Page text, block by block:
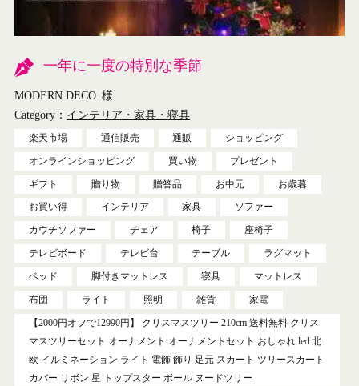
一年に一度の特別な季節
MODERN DECO 様
Category： インテリア・家具・寝具
楽天市場 通信販売 通販 ショッピング
オンラインショッピング 買い物 プレゼント
ギフト 贈り物 贈答品 お中元 お歳暮
お買い得 インテリア 家具 ソファー
カウチソファー チェア 椅子 座椅子
テレビボード テレビ台 テーブル ラグマット
ベッド 脚付きマットレス 寝具 マットレス
布団 ライト 照明 雑貨 家電
【2000円オフで12990円】 クリスマスツリー 210cm 送料無料 クリス
マスツリーセット オーナメント オーナメントセット おしゃれ led 北
欧 イルミネーション ライト 電飾 飾り 足元 スカート ツリースカート
カバー リボン 星 トップスター ボール ヌードツリー